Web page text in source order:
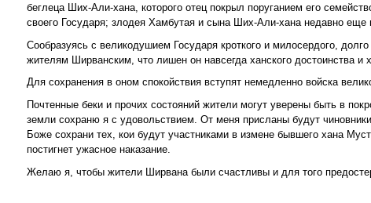
беглеца Ших-Али-хана, которого отец покрыл поруганием его
своего Государя; злодея Хамбутая и сына Ших-Али-хана недавно еще
Сообразуясь с великодушием Государя кроткого и милосердого,
жителям Ширванским, что лишен он навсегда ханского достоинства и
Для сохранения в оном спокойствия вступят немедленно войска
Почтенные беки и прочих состояний жители могут уверены быть в
земли сохраню я с удовольствием. От меня присланы будут
Боже сохрани тех, кои будут участниками в измене бывшего хана
постигнет ужасное наказание.
Желаю я, чтобы жители Ширвана были счастливы и для того